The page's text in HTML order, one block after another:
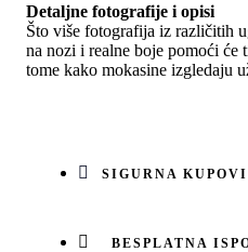
Detaljne fotografije i opisi
Što više fotografija iz različitih
na nozi i realne boje pomoći će
tome kako mokasine izgledaju
SIGURNA
BESPLATNA